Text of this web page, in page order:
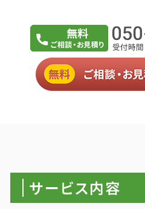
サービス内容